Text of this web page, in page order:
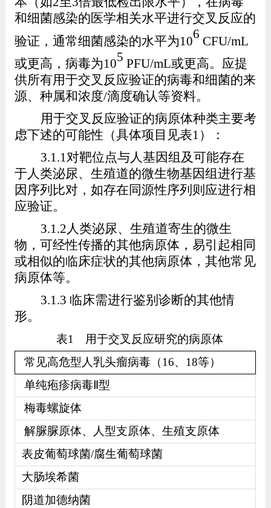
和细菌感染的医学相关水平进行交叉反应的
验证，通常细菌感染的水平为106 CFU/mL
或更高，病毒为105 PFU/mL或更高。应提
供所有用于交叉反应验证的病毒和细菌的来
源、种属和浓度/滴度确认等资料。
用于交叉反应验证的病原体种类主要考
虑下述的可能性（具体项目见表1 ）：
3.1.1 对靶位点与人基因组及可能存在
于人类泌尿、生殖道的微生物基因组进行基
因序列比对，如存在同源性序列则应进行相
应验证。
3.1.2 人类泌尿、生殖道寄生的微生
物，可经性传播的其他病原体， 易引起相同
或相似的临床症状的其他病原体， 其他常见
病原体等。
3.1.3 临床需进行鉴别诊断的其他情
形。
表1
用于交叉反应研究的病原体
常见高危型人乳头瘤病毒（16、 18等）
单纯疱疹病毒Ⅱ型
梅毒螺旋体
解脲脲原体、人型支原体、生殖支原体
表皮葡萄球菌/腐生葡萄球菌
大肠埃希菌
阴道加德纳菌